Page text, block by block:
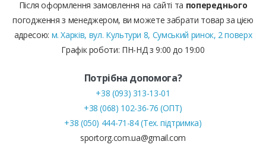
Після оформлення замовлення на сайті та попереднього
погодження з менеджером, ви можете забрати товар за цією
адресою: м. Харків, вул. Культури 8, Сумський ринок, 2 поверх
Графік роботи: ПН-НД з 9:00 до 19:00
Потрібна допомога?
+38 (093) 313-13-01
+38 (068) 102-36-76 (ОПТ)
+38 (050) 444-71-84 (Тех. підтримка)
sportorg.com.ua@gmail.com